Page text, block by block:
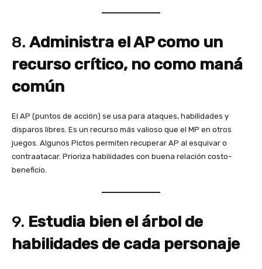
8. Administra el AP como un
recurso crítico, no como maná
común
El AP (puntos de acción) se usa para ataques, habilidades y
disparos libres. Es un recurso más valioso que el MP en otros
juegos. Algunos Pictos permiten recuperar AP al esquivar o
contraatacar. Prioriza habilidades con buena relación costo-
beneficio.
9. Estudia bien el árbol de
habilidades de cada personaje